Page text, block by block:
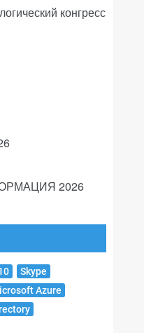
конгресс
2026
Skype
Azure